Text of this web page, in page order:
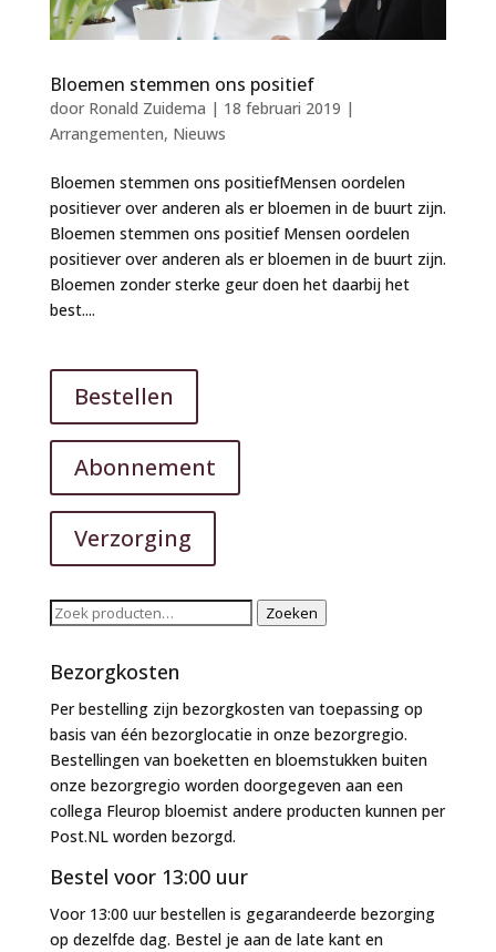
Bloemen stemmen ons positief
door Ronald Zuidema | 18 februari 2019 |
Arrangementen, Nieuws
Bloemen stemmen ons positiefMensen oordelen
positiever over anderen als er bloemen in de buurt zijn.
Bloemen stemmen ons positief Mensen oordelen
positiever over anderen als er bloemen in de buurt zijn.
Bloemen zonder sterke geur doen het daarbij het
best....
Bestellen
Abonnement
Verzorging
Zoeken
Zoeken
Bezorgkosten
Per bestelling zijn bezorgkosten van toepassing op
basis van één bezorglocatie in onze bezorgregio.
Bestellingen van boeketten en bloemstukken buiten
onze bezorgregio worden doorgegeven aan een
collega Fleurop bloemist andere producten kunnen per
Post.NL worden bezorgd.
Bestel voor 13:00 uur
Voor 13:00 uur bestellen is gegarandeerde bezorging
op dezelfde dag. Bestel je aan de late kant en